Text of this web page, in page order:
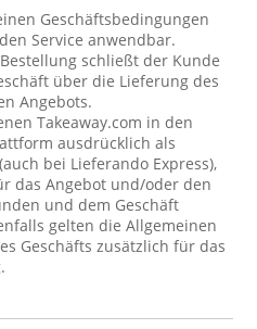
Geschäftsbedingungen
Service anwendbar.
schließt der Kunde
über die Lieferung des
Angebots.
Takeaway.com in den
ausdrücklich als
bei Lieferando Express),
das Angebot und/oder den
und dem Geschäft
gelten die Allgemeinen
Geschäfts zusätzlich für das